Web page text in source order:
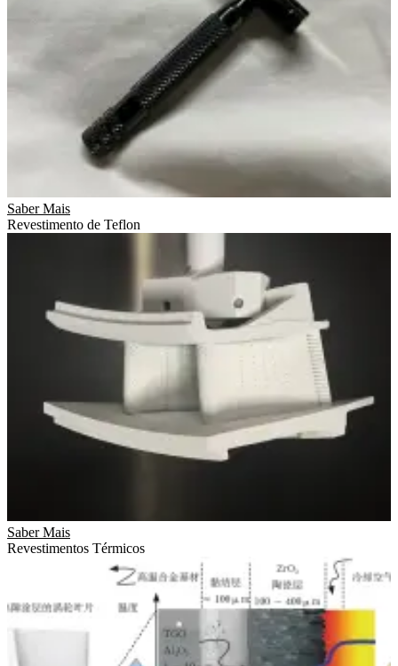
Saber Mais
Revestimento de Teflon
Saber Mais
Revestimentos Térmicos